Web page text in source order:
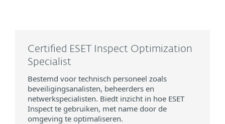
Certified ESET Inspect Optimization
Specialist
Bestemd voor technisch personeel zoals
beveiligingsanalisten, beheerders en
netwerkspecialisten. Biedt inzicht in hoe ESET
Inspect te gebruiken, met name door de
omgeving te optimaliseren.